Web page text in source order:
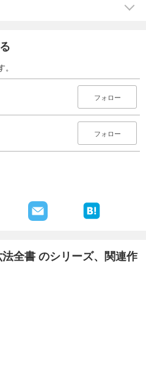
フォロー
フォロー
全書 のシリーズ、関連作